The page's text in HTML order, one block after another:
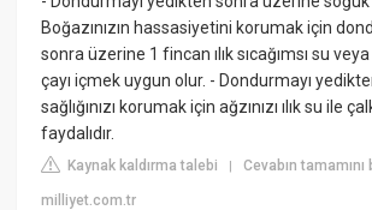
Boğazınızın hassasiyetini korumak için
sonra üzerine 1 fincan ılık sıcağımsı su
çayı içmek uygun olur. - Dondurmayı
sağlığınızı korumak için ağzınızı ılık su ile
faydalıdır.
Kaynak kaldırma talebi |Cevabın
milliyet.com.tr